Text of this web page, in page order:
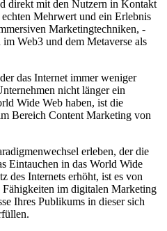
direkt mit den Nutzern in Kontakt
Mehrwert und ein Erlebnis
Marketingtechniken, -
Web3 und dem Metaverse als
das Internet immer weniger
nicht länger ein
Wide Web haben, ist die
Bereich Content Marketing von
erleben, der die
Eintauchen in das World Wide
des Internets erhöht, ist es von
Fähigkeiten im digitalen Marketing
Ihres Publikums in dieser sich